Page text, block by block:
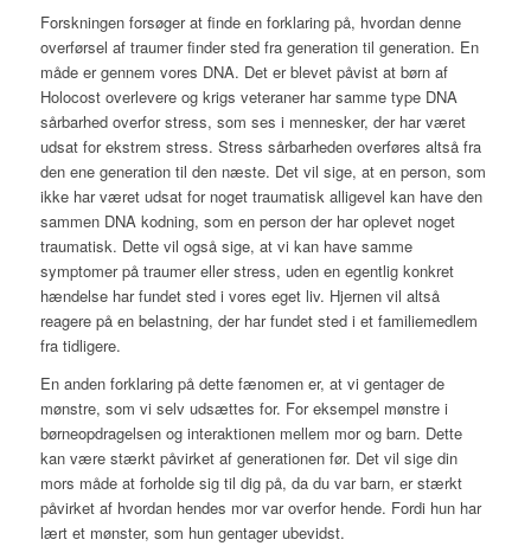
Forskningen forsøger at finde en forklaring på, hvordan denne
overførsel af traumer finder sted fra generation til generation. En
måde er gennem vores DNA. Det er blevet påvist at børn af
Holocost overlevere og krigs veteraner har samme type DNA
sårbarhed overfor stress, som ses i mennesker, der har været
udsat for ekstrem stress. Stress sårbarheden overføres altså fra
den ene generation til den næste. Det vil sige, at en person, som
ikke har været udsat for noget traumatisk alligevel kan have den
sammen DNA kodning, som en person der har oplevet noget
traumatisk. Dette vil også sige, at vi kan have samme
symptomer på traumer eller stress, uden en egentlig konkret
hændelse har fundet sted i vores eget liv. Hjernen vil altså
reagere på en belastning, der har fundet sted i et familiemedlem
fra tidligere.
En anden forklaring på dette fænomen er, at vi gentager de
mønstre, som vi selv udsættes for. For eksempel mønstre i
børneopdragelsen og interaktionen mellem mor og barn. Dette
kan være stærkt påvirket af generationen før. Det vil sige din
mors måde at forholde sig til dig på, da du var barn, er stærkt
påvirket af hvordan hendes mor var overfor hende. Fordi hun har
lært et mønster, som hun gentager ubevidst.